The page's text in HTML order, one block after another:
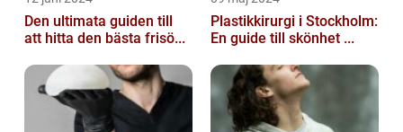
Den ultimata guiden till
att hitta den bästa frisö...
Plastikkirurgi i Stockholm:
En guide till skönhet ...